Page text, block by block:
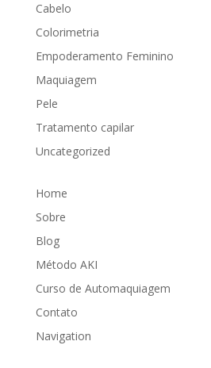
Cabelo
Colorimetria
Empoderamento Feminino
Maquiagem
Pele
Tratamento capilar
Uncategorized
Home
Sobre
Blog
Método AKI
Curso de Automaquiagem
Contato
Navigation